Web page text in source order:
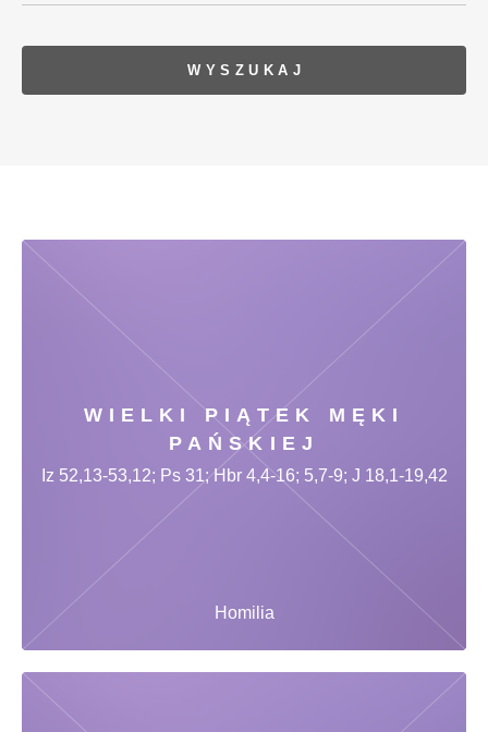
WIELKI PIĄTEK MĘKI
PAŃSKIEJ
Homilia
Iz 52,13-53,12; Ps 31; Hbr 4,4-16; 5,7-9; J 18,1-19,42